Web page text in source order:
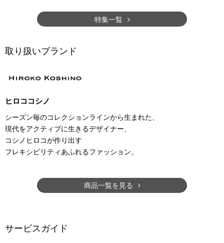
特集一覧
取り扱いブランド
ヒロココシノ
シーズン毎のコレクションラインから生まれた、
現代をアクティブに生きるデザイナー、
コシノヒロコが作り出す
フレキシビリティあふれるファッション。
商品一覧を見る
サービスガイド